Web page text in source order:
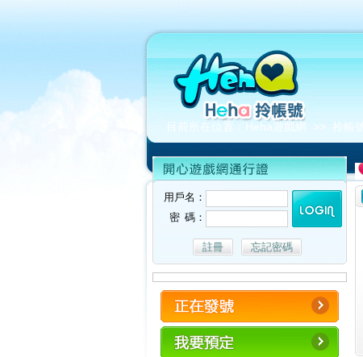
目前所在位置： Heha遊戲網 >> 拎帳號
用戶名：
密 碼：
註冊 忘記密碼